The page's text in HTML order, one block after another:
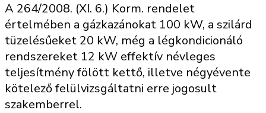
A 264/2008. (XI. 6.) Korm. rendelet
értelmében a gázkazánokat 100 kW, a szilárd
tüzelésűeket 20 kW, még a légkondicionáló
rendszereket 12 kW effektív névleges
teljesítmény fölött kettő, illetve négyévente
kötelező felülvizsgáltatni erre jogosult
szakemberrel.